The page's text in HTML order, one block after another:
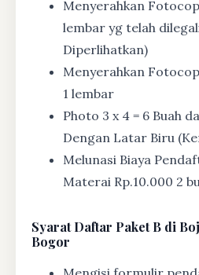
Menyerahkan
lembar yg telah
Diperlihatkan)
Menyerahkan
1 lembar
Photo 3 x 4 = 6 Buah
Dengan Latar Biru
Melunasi Biaya
Materai Rp.10.000 2
SyaratDaftar Paket B di
Bogor